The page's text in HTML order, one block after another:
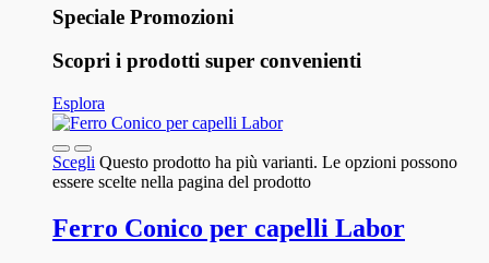
Speciale Promozioni
Scopri i prodotti super convenienti
Esplora
Scegli Questo prodotto ha più varianti. Le opzioni possono
essere scelte nella pagina del prodotto
Ferro Conico per capelli Labor